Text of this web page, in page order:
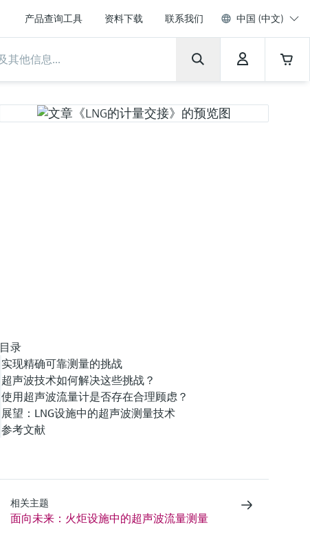
产品查询工具 资料下载 联系我们 中国 (中文)
目录
实现精确可靠测量的挑战
超声波技术如何解决这些挑战？
使用超声波流量计是否存在合理顾虑？
展望：LNG设施中的超声波测量技术
参考文献
相关主题
面向未来：火炬设施中的超声波流量测量